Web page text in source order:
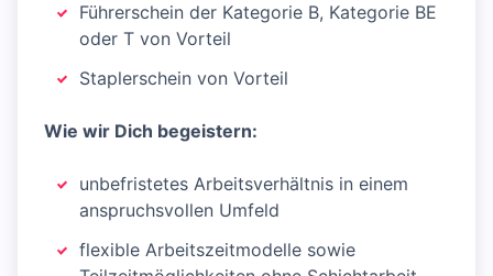
Führerschein der Kategorie B, Kategorie BE
oder T von Vorteil
Staplerschein von Vorteil
Wie wir Dich begeistern:
unbefristetes Arbeitsverhältnis in einem
anspruchsvollen Umfeld
flexible Arbeitszeitmodelle sowie